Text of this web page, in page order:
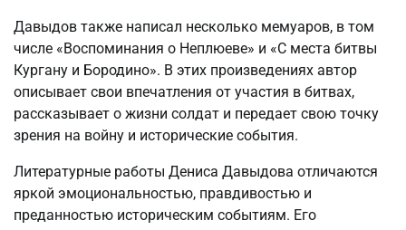
Давыдов также написал несколько мемуаров, в том
числе «Воспоминания о Неплюеве» и «С места битвы
Кургану и Бородино». В этих произведениях автор
описывает свои впечатления от участия в битвах,
рассказывает о жизни солдат и передает свою точку
зрения на войну и исторические события.
Литературные работы Дениса Давыдова отличаются
яркой эмоциональностью, правдивостью и
преданностью историческим событиям. Его